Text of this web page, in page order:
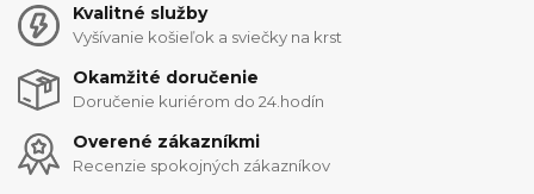
Kvalitné služby
Vyšívanie košieľok a sviečky na krst
Okamžité doručenie
Doručenie kuriérom do 24.hodín
Overené zákazníkmi
Recenzie spokojných zákazníkov